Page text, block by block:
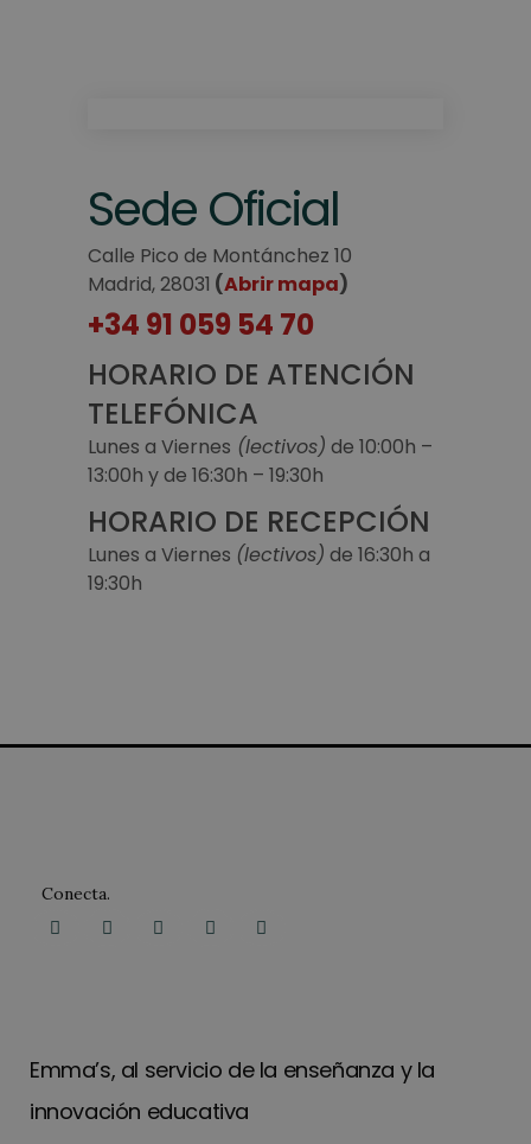
Sede Oficial
Calle Pico de Montánchez 10
Madrid, 28031 (Abrir mapa)
+34 91 059 54 70
HORARIO DE ATENCIÓN
TELEFÓNICA
Lunes a Viernes (lectivos) de 10:00h –
13:00h y de 16:30h – 19:30h
HORARIO DE RECEPCIÓN
Lunes a Viernes (lectivos) de 16:30h a
19:30h
Conecta.
Emma’s, al servicio de la enseñanza y la
innovación educativa